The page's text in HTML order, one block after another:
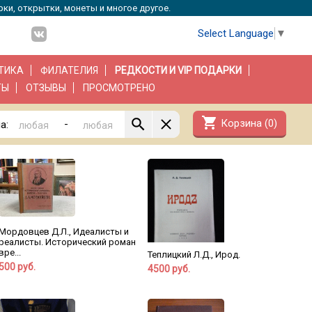
открытки, монеты и многое другое.
Select Language ▼
ФИЛАТЕЛИЯ
РЕДКОСТИ И VIP ПОДАРКИ
ОТЗЫВЫ ПРОСМОТРЕНО
- shopping_cart Корзина (0)
Д.Л., Идеалисты и
Исторический роман
руб.
Теплицкий Л.Д., Ирод.
4500 руб.